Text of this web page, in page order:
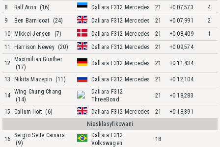
8 Ralf Aron (16) Dallara F312 Mercedes 21 +0:07,573
4
9
Ben Barnicoat (24) Dallara F312 Mercedes 21 +0:07,991
2
10
Mikkel Jensen (7) Dallara F312 Mercedes 21 +0:08,409
1
11
Harrison Newey (20) Dallara F312 Mercedes 21 +0:09,574
12
Maximilian Gunther
(17)
Dallara F312 Mercedes 21 +0:11,434
13 Nikita Mazepin (11) Dallara F312 Mercedes 21 +0:12,104
14
Wing Chung Chang
(14)
Dallara F312
ThreeBond
21 +0:18,283
15 Callum Ilott (6) Dallara F312 Mercedes 21
+0:18,391
Niesklasyfikowani
16
Sergio Sette Camara
(9)
Dallara F312
Volkswagen
18